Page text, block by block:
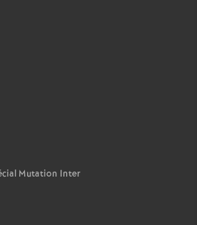
Mutation Inter